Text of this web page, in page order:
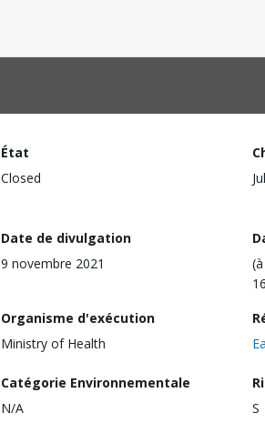
État
Closed
Date de divulgation
9 novembre 2021
Organisme d'exécution
Ministry of Health
Catégorie Environnementale
N/A
S